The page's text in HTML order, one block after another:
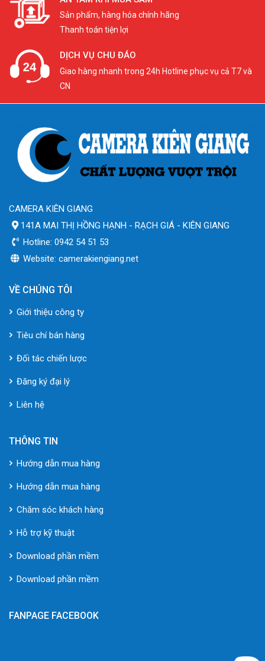
Sản phẩm, hàng hóa chính hãng
Thanh toán tiện lợi
DỊCH VỤ CHU ĐÁO
Giao hàng nhanh trong 24h Hotline phục vụ cả T7 và
CN
CAMERA KIÊN GIANG
141A MAI THỊ HỒNG HẠNH - RẠCH GIÁ - KIÊN GIANG
Hotline: 0942 54 51 53
Website: camerakiengiang.net
VỀ CHÚNG TÔI
Giới thiệu công ty
Tiêu chí bán hàng
Đối tác chiến lược
Đăng ký đại lý
Liên hệ
THÔNG TIN
Hướng dẫn mua hàng
Hướng dẫn mua hàng
Chăm sóc khách hàng
Hỗ trợ kỹ thuật
Download phần mềm
Download phần mềm
FANPAGE FACEBOOK